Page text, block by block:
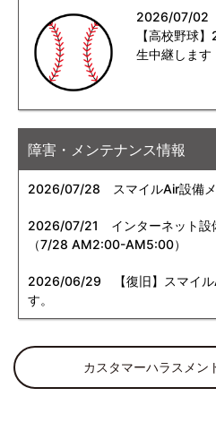
2026/07/02
【高校野球
生中継します
障害・メンテナンス情報
2026/07/28 スマイルAir設備
2026/07/21
インターネット設
（7/28 AM2:00-AM5:00）
2026/06/29 【復旧】スマイル
す。
カスタマーハラスメン